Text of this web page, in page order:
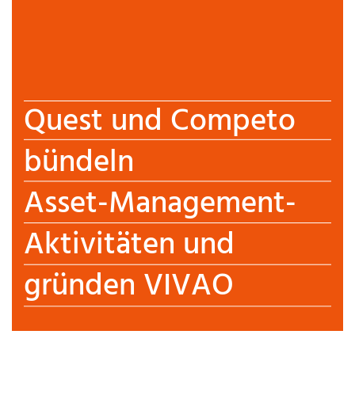
Quest und Competo
bündeln
Asset-Management-
Aktivitäten und
gründen VIVAO